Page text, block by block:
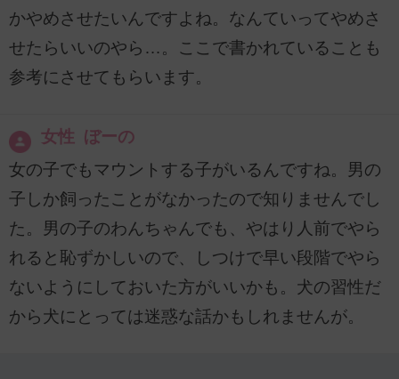
かやめさせたいんですよね。なんていってやめさ
せたらいいのやら…。ここで書かれていることも
参考にさせてもらいます。
女性 ぼーの
女の子でもマウントする子がいるんですね。男の
子しか飼ったことがなかったので知りませんでし
た。男の子のわんちゃんでも、やはり人前でやら
れると恥ずかしいので、しつけで早い段階でやら
ないようにしておいた方がいいかも。犬の習性だ
から犬にとっては迷惑な話かもしれませんが。